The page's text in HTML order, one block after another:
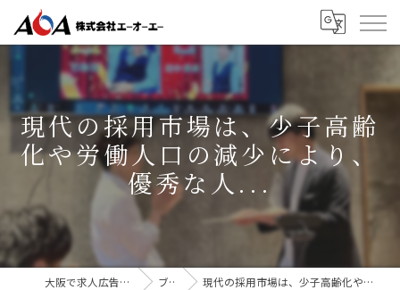
現代の採用市場は、少子高齢
化や労働人口の減少により、
優秀な人...
大阪で求人広告なら株式会社AOA ブログ 現代の採用市場は、少子高齢化や労働人口の減少により、優秀な人...